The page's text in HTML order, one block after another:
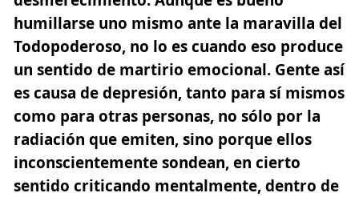
humillarse uno mismo ante la maravilla del
Todopoderoso, no lo es cuando eso produce
un sentido de martirio emocional. Gente así
es causa de depresión, tanto para sí mismos
como para otras personas, no sólo por la
radiación que emiten, sino porque ellos
inconscientemente sondean, en cierto
sentido criticando mentalmente, dentro de